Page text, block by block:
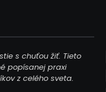
s chuťou žiť. Tieto
popísanej praxi
z celého sveta.